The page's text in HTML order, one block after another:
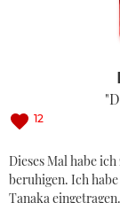
12
Dieses Mal habe
beruhigen. Ich
Tanaka